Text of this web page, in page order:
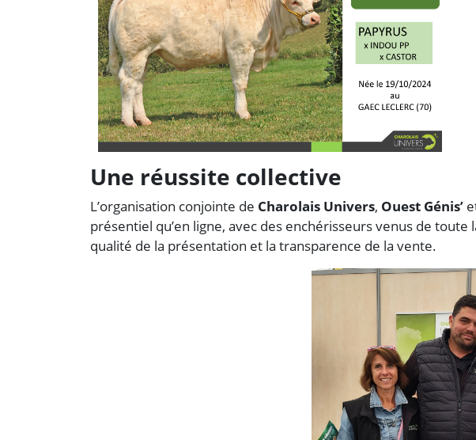
Une réussite collective
L’organisation conjointe de Charolais Univers, Ouest Génis’
présentiel qu’en ligne, avec des enchérisseurs venus de
qualité de la présentation et la transparence de la vente.